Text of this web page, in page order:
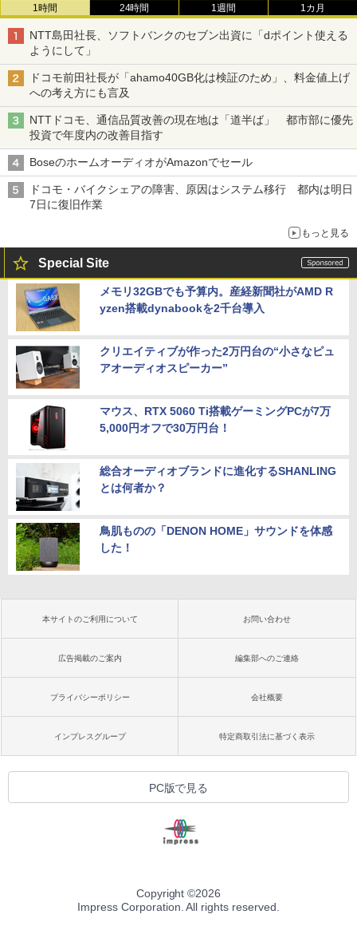
1時間 24時間 1週間 1カ月
NTT島田社長、ソフトバンクのセブン出資に「dポイント使える
ようにして」
ドコモ前田社長が「ahamo40GB化は検証のため」、料金値上げ
への考え方にも言及
NTTドコモ、通信品質改善の現在地は「道半ば」 都市部に優先
投資で年度内の改善目指す
BoseのホームオーディオがAmazonでセール
ドコモ・バイクシェアの障害、原因はシステム移行 都内は明日
7日に復旧作業
もっと見る
Special Site
メモリ32GBでも予算内。産経新聞社がAMD R
yzen搭載dynabookを2千台導入
クリエイティブが作った2万円台の“小さなピュ
アオーディオスピーカー”
マウス、RTX 5060 Ti搭載ゲーミングPCが7万
5,000円オフで30万円台！
総合オーディオブランドに進化するSHANLING
とは何者か？
鳥肌ものの「DENON HOME」サウンドを体感
した！
本サイトのご利用について お問い合わせ
広告掲載のご案内 編集部へのご連絡
プライバシーポリシー 会社概要
インプレスグループ 特定商取引法に基づく表示
PC版で見る
Copyright ©2026
Impress Corporation. All rights reserved.